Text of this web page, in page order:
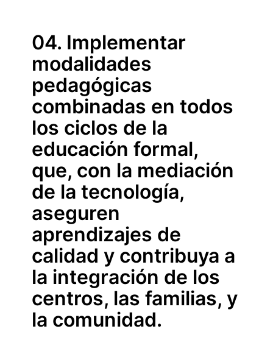
contenido
principal04. Implementar
modalidades
pedagógicas
combinadas en todos
los ciclos de la
educación formal,
que, con la mediación
de la tecnología,
aseguren
aprendizajes de
calidad y contribuya a
la integración de los
centros, las familias, y
la comunidad.